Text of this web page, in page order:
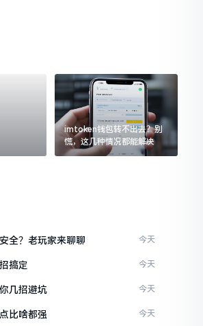
imtoken钱包转不出去？别
慌，这几种情况都能解决
全？老玩家来聊聊 今天
搞定 今天
几招避坑 今天
比啥都强 今天